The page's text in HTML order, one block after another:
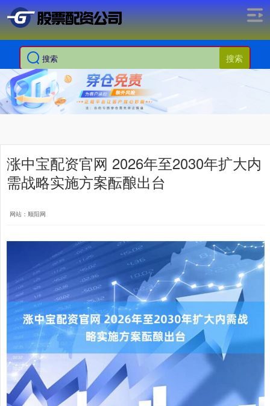
搜索
涨中宝配资官网 2026年至2030年扩大内
需战略实施方案酝酿出台
网站：顺阳网